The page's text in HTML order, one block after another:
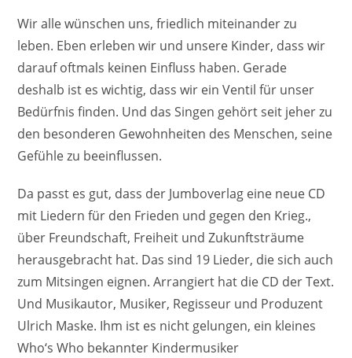
Wir alle wünschen uns, friedlich miteinander zu
leben. Eben erleben wir und unsere Kinder, dass wir
darauf oftmals keinen Einfluss haben. Gerade
deshalb ist es wichtig, dass wir ein Ventil für unser
Bedürfnis finden. Und das Singen gehört seit jeher zu
den besonderen Gewohnheiten des Menschen, seine
Gefühle zu beeinflussen.
Da passt es gut, dass der Jumboverlag eine neue CD
mit Liedern für den Frieden und gegen den Krieg.,
über Freundschaft, Freiheit und Zukunftsträume
herausgebracht hat. Das sind 19 Lieder, die sich auch
zum Mitsingen eignen. Arrangiert hat die CD der Text.
Und Musikautor, Musiker, Regisseur und Produzent
Ulrich Maske. Ihm ist es nicht gelungen, ein kleines
Who‘s Who bekannter Kindermusiker